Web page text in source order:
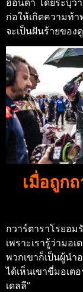
ฮอนด้า โดยระบุว่
ก่อให้เกิดความท้
จะเป็นฝันร้ายของ
เมื่อถูก
กวาร์ตาราโรยอ
เพราะเรารู้ว่าม
พวกเขาก็เป็นผู้นำ
ได้เห็นเขาขี่มอเต
เดลลี”